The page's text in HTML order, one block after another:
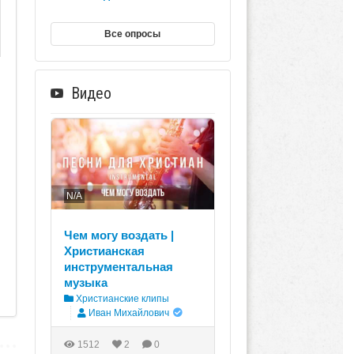
Все опросы
Видео
N/A
Чем могу воздать |
Христианская
инструментальная
музыка
Христианские клипы
Иван Михайлович
1512 2 0